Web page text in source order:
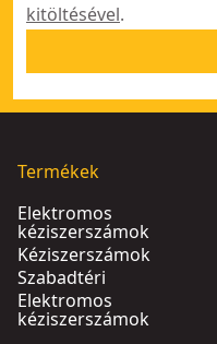
kitöltésével.
Termékek
Elektromos
kéziszerszámok
Kéziszerszámok
Szabadtéri
Elektromos
kéziszerszámok